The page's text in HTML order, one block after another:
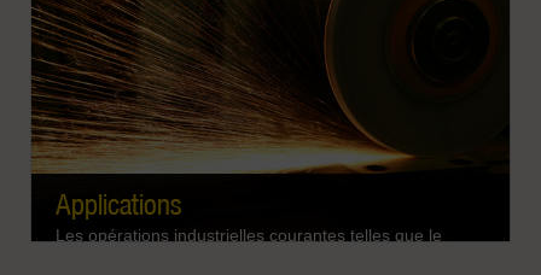
Applications
Les opérations industrielles courantes telles que le